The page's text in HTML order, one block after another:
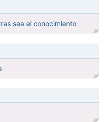
sea el conocimiento